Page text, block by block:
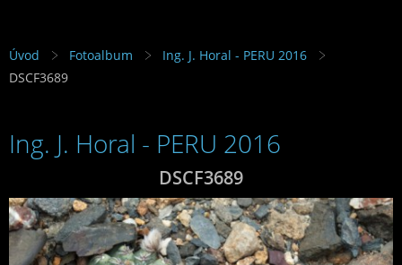
Úvod Fotoalbum
Ing. J. Horal - PERU 2016
DSCF3689
Ing. J. Horal - PERU 2016
DSCF3689